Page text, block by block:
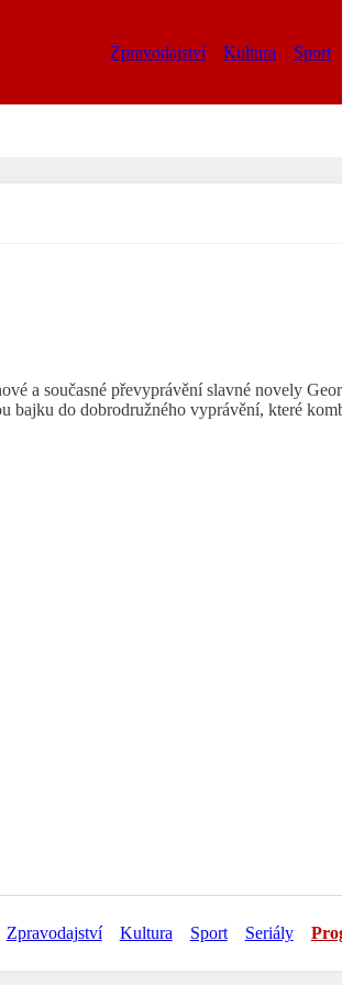
Zpravodajství Kultura Sport
a současné převyprávění slavné novely
bajku do dobrodružného vyprávění, které
Zpravodajství Kultura Sport Seriály